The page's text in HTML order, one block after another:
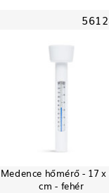
Medence hőmérő - 17 x
cm - fehér